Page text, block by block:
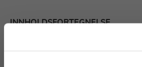
INNHOLDSFORTEGNELSE